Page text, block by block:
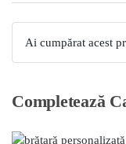
Ai cumpărat acest
Completează